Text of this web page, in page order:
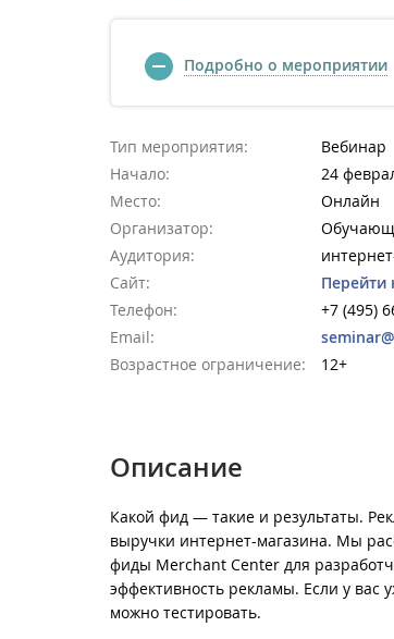
Подробно о мероприятии
Тип мероприятия:
Вебинар
Начало:
24
Место:
Онлайн
Организатор:
Аудитория:
Сайт:
Перейти
Телефон:
+7 (495)
Email:
Возрастное ограничение:
12+
Описание
Какой фид — такие и результаты.
выручки интернет-магазина. Мы
фиды Merchant Center для
эффективность рекламы. Если у вас
можно тестировать.